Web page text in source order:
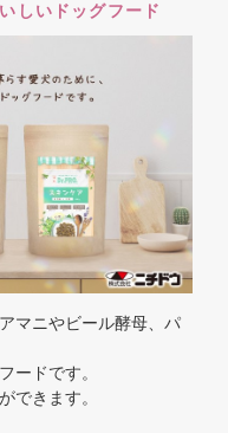
しいドッグフード
マニやビール酵母、パ
ードです。
できます。